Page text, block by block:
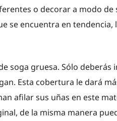
o decorar a modo de
se encuentra en tendencia,
soga gruesa. Sólo deberás
Esta cobertura le dará
afilar sus uñas en este
de la misma manera